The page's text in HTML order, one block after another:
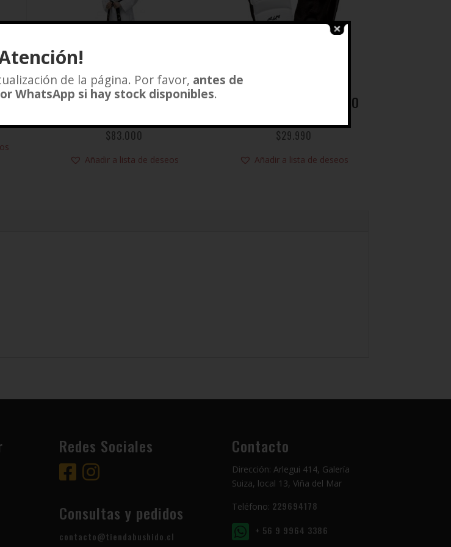
DOBOK DAEDO
$83.000
Añadir a lista de deseos
EMPEINERA TAEKWONDO
$29.990
Añadir a lista de deseos
Redes Sociales
Consultas y pedidos
contacto@tiendabushido.cl
Contacto
Dirección: Arlegui 414, Galería
Suiza, local 13, Viña del Mar
Teléfono: 229694178
+ 56 9 9964 3386
de la página. Por favor, antes de
WhatsApp si hay stock disponibles.